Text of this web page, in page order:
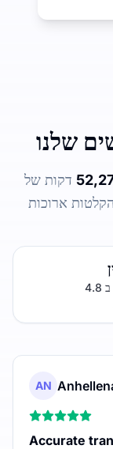
שלנו
דקות של
AN
Accurate